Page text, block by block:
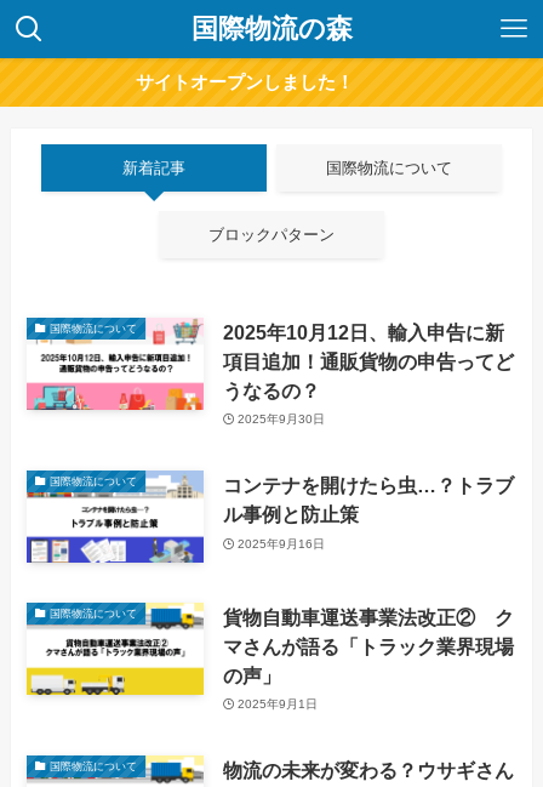
国際物流の森
サイトオープンしました！
新着記事 国際物流について
ブロックパターン
国際物流について
2025年10月12日、輸入申告に新
項目追加！通販貨物の申告ってど
うなるの？
2025年9月30日
国際物流について
コンテナを開けたら虫…？トラブ
ル事例と防止策
2025年9月16日
国際物流について
貨物自動車運送事業法改正② ク
マさんが語る「トラック業界現場
の声」
2025年9月1日
国際物流について
物流の未来が変わる？ウサギさん